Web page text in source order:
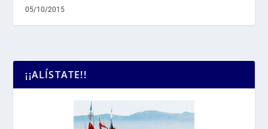
05/10/2015
¡¡ALÍSTATE!!